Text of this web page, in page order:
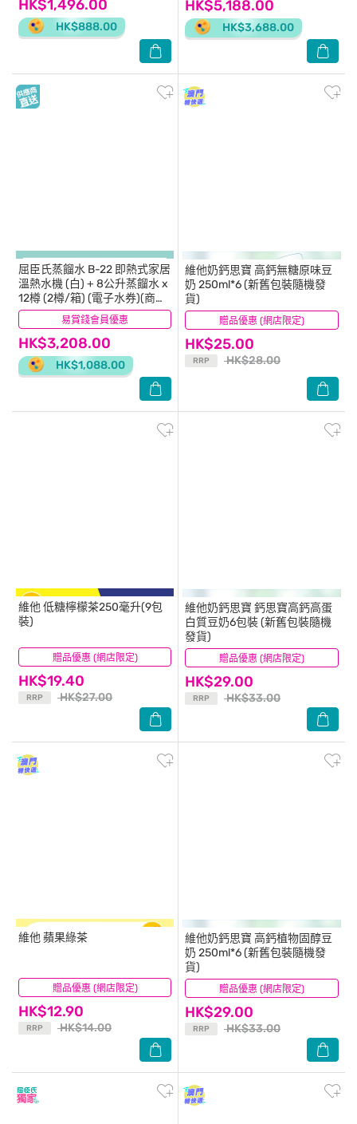
HK$1,496.00
HK$888.00
HK$5,188.00
HK$3,688.00
易賞錢會員優惠
屈臣氏蒸餾水 B-22 即熱式家居
溫熱水機 (白) + 8公升蒸餾水 x
12樽 (2樽/箱) (電子水券)(商家
直送 - 10個工作天內送到府上)
HK$3,208.00
HK$1,088.00
(0) 贈品優惠 (網店限定)
維他奶鈣思寶 高鈣無糖原味豆
奶 250ml*6 (新舊包裝隨機發
貨)
HK$25.00
RRP HK$28.00
(80)
贈品優惠 (網店限定)
維他低糖檸檬茶250毫升(9包
裝)
HK$19.40
RRP HK$27.00
(345) 贈品優惠 (網店限定)
維他奶鈣思寶 鈣思寶高鈣高蛋
白質豆奶6包裝 (新舊包裝隨機
發貨)
HK$29.00
RRP HK$33.00
(50)
贈品優惠 (網店限定)
維他蘋果綠茶
HK$12.90
RRP HK$14.00
(523) 贈品優惠 (網店限定)
維他奶鈣思寶 高鈣植物固醇豆
奶 250ml*6 (新舊包裝隨機發
貨)
HK$29.00
RRP HK$33.00
(103)